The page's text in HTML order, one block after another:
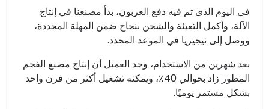
في اليوم الذي تم فيه دفع العربون، بدأ مصنعنا في إنتاج
الآلة، وأكمل التعبئة والشحن بنجاح ضمن المهلة المحددة،
ووصل إلى نيجيريا في الموعد المحدد.
بعد شهرين من الاستخدام، وجد العميل أن إنتاج مصنع الفحم
المطور زاد بحوالي 40٪، ويمكنه تشغيل أكثر من فرن واحد
بشكل مستمر يوميًا.